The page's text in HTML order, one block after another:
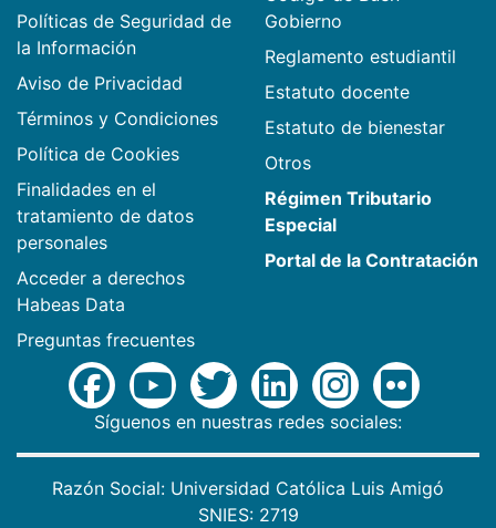
Políticas de Seguridad de
la Información
Aviso de Privacidad
Términos y Condiciones
Política de Cookies
Finalidades en el
tratamiento de datos
personales
Acceder a derechos
Habeas Data
Preguntas frecuentes
Gobierno
Reglamento estudiantil
Estatuto docente
Estatuto de bienestar
Otros
Régimen Tributario
Especial
Portal de la Contratación
Síguenos en nuestras redes sociales:
Razón Social: Universidad Católica Luis Amigó
SNIES: 2719